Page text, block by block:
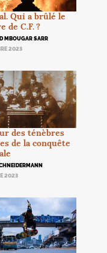
Qui a brûlé le
de C.F.?
MBOUGAR SARR
2023
des ténèbres
de la conquête
2023